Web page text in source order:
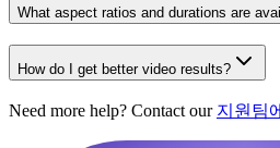
What aspect ratios and durations are
How do I get better video results?
Need more help? Contact our 지원팀